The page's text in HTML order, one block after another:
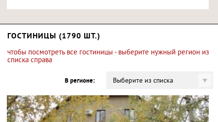
ГОСТИНИЦЫ (1790 ШТ.)
чтобы посмотреть все гостиницы - выберите нужный регион из
списка справа
В регионе: Выберите из списка